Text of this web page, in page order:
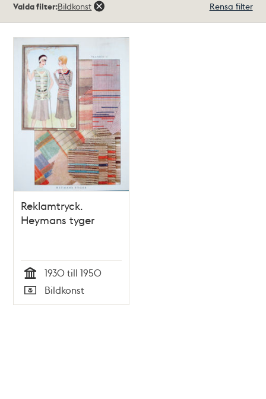
träffar
Valda filter:Bildkonst Rensa filter
Reklamtryck.
Heymans tyger
Tid
1930 till 1950
Typ
Bildkonst